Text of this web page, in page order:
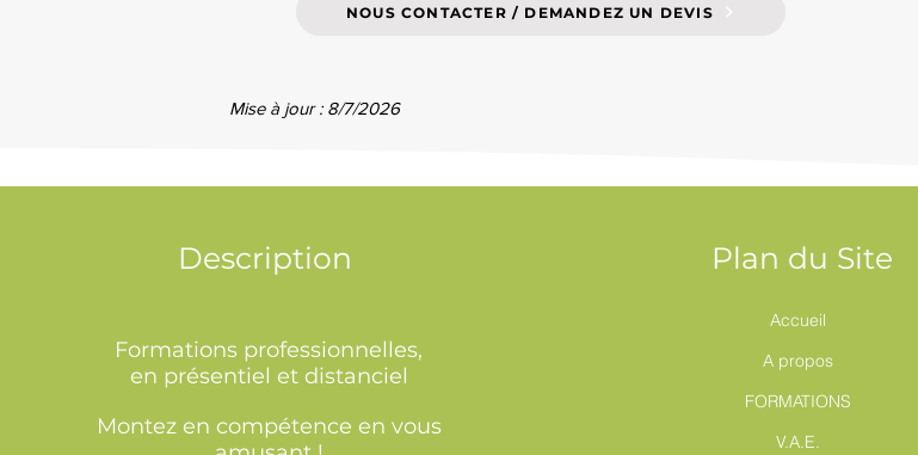
NOUS CONTACTER / DEMANDEZ UN DEVIS
Mise à jour : 8/7/2026
Description
Formations professionnelles,
en présentiel et distanciel
Montez en compétence en vous
Plan du Site
Accueil
A propos
FORMATIONS
V.A.E.